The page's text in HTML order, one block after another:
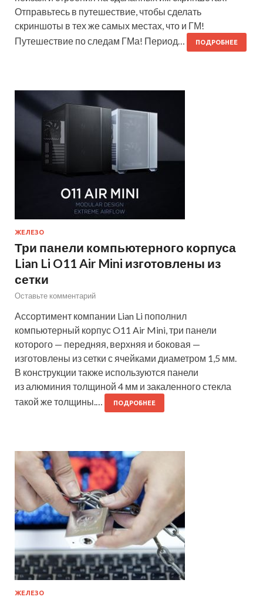
Отправьтесь в путешествие, чтобы сделать
скриншоты в тех же самых местах, что и ГМ!
Путешествие по следам ГМа! Период…
ПОДРОБНЕЕ
ЖЕЛЕЗО
Три панели компьютерного корпуса
Lian Li O11 Air Mini изготовлены из
сетки
Оставьте комментарий
Ассортимент компании Lian Li пополнил
компьютерный корпус O11 Air Mini, три панели
которого — передняя, верхняя и боковая —
изготовлены из сетки с ячейками диаметром 1,5 мм.
В конструкции также используются панели
из алюминия толщиной 4 мм и закаленного стекла
такой же толщины.…
ПОДРОБНЕЕ
ЖЕЛЕЗО